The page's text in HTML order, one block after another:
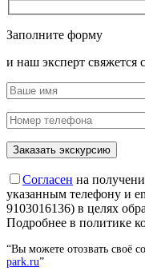
Заполните форму
и наш эксперт свяжется
Согласен на
указанным телефону
9103016136) в целях
Подробнее в политике
“Вы можете отозвать своё
park.ru”